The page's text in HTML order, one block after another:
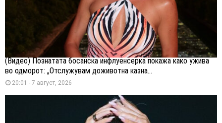
(Видео) Познатата босанска инфлуенсерка покажа како ужива
во одморот: „Отслужувам доживотна казна...
20:01 - 7 август, 2026